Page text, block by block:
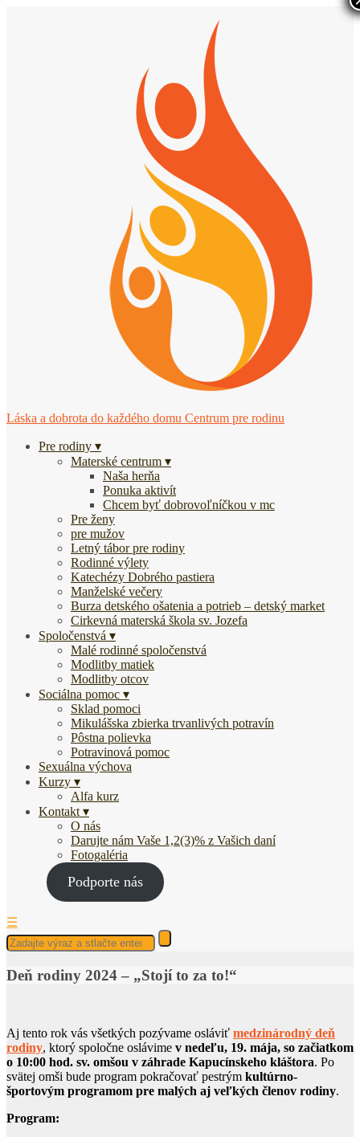
Láska a dobrota do každého domu Centrum pre rodinu
Pre rodiny
Materské centrum
Naša herňa
Ponuka aktivít
Chcem byť dobrovoľníčkou v mc
Pre ženy
pre mužov
Letný tábor pre rodiny
Rodinné výlety
Katechézy Dobrého pastiera
Manželské večery
Burza detského ošatenia a potrieb – detský market
Cirkevná materská škola sv. Jozefa
Spoločenstvá
Malé rodinné spoločenstvá
Modlitby matiek
Modlitby otcov
Sociálna pomoc
Sklad pomoci
Mikulášska zbierka trvanlivých potravín
Pôstna polievka
Potravinová pomoc
Sexuálna výchova
Kurzy
Alfa kurz
Kontakt
O nás
Darujte nám Vaše 1,2(3)% z Vašich daní
Fotogaléria
Podporte nás
☰
Deň rodiny 2024 – „Stojí to za to!“
Aj tento rok vás všetkých pozývame osláviť medzinárodný deň
rodiny, ktorý spoločne oslávime v nedeľu, 19. mája, so začiatkom
o 10:00 hod. sv. omšou v záhrade Kapucínskeho kláštora. Po
svätej omši bude program pokračovať pestrým kultúrno-
športovým programom pre malých aj veľkých členov rodiny.
Program: